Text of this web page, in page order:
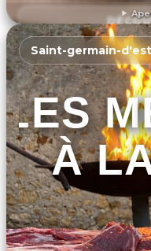
LES
À